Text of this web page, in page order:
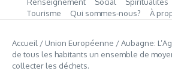
Tourisme
Qui sommes‑nous? À
Accueil / Union Européenne /Aubagne:
de tous les habitants un ensemble de
collecter les déchets.